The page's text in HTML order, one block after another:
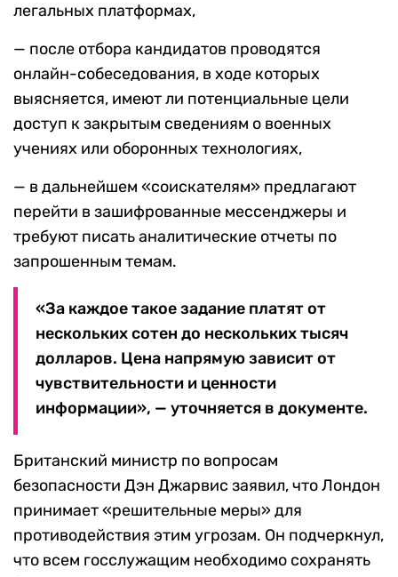
легальных платформах,
— после отбора кандидатов проводятся
онлайн-собеседования, в ходе которых
выясняется, имеют ли потенциальные цели
доступ к закрытым сведениям о военных
учениях или оборонных технологиях,
— в дальнейшем «соискателям» предлагают
перейти в зашифрованные мессенджеры и
требуют писать аналитические отчеты по
запрошенным темам.
«За каждое такое задание платят от
нескольких сотен до нескольких тысяч
долларов. Цена напрямую зависит от
чувствительности и ценности
информации», — уточняется в документе.
Британский министр по вопросам
безопасности Дэн Джарвис заявил, что Лондон
принимает «решительные меры» для
противодействия этим угрозам. Он подчеркнул,
что всем госслужащим необходимо сохранять